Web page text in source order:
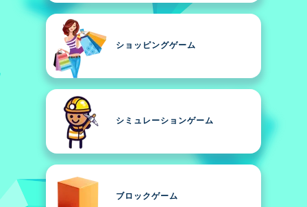
ショッピングゲーム
シミュレーションゲーム
ブロックゲーム